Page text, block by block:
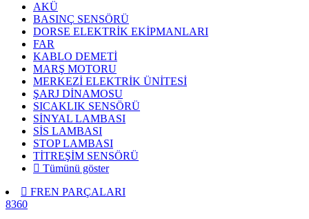
AKÜ
BASINÇ SENSÖRÜ
DORSE ELEKTRİK EKİPMANLARI
FAR
KABLO DEMETİ
MARŞ MOTORU
MERKEZİ ELEKTRİK ÜNİTESİ
ŞARJ DİNAMOSU
SICAKLIK SENSÖRÜ
SİNYAL LAMBASI
SİS LAMBASI
STOP LAMBASI
TİTREŞİM SENSÖRÜ
Tümünü göster
FREN PARÇALARI
8360